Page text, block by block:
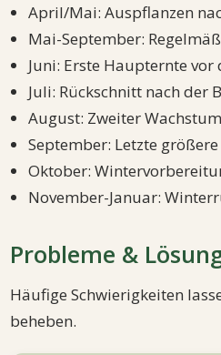
April/Mai: Auspflanzen
Mai-September:
Juni: Erste Haupternte vor
Juli: Rückschnitt nach der
August: Zweiter
September: Letzte
Oktober:
November-Januar:
Probleme &
Häufige Schwierigkeiten
beheben.